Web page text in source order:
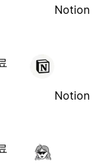
Notion
Notion